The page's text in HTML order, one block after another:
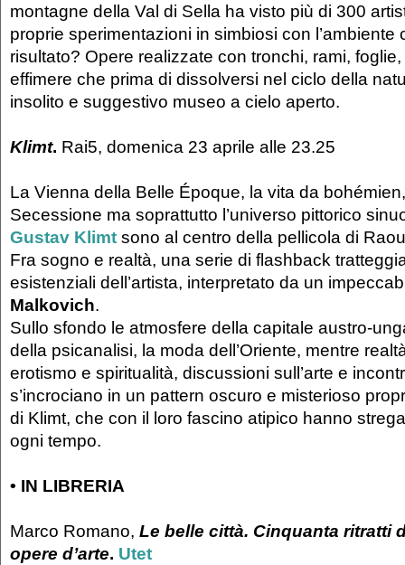
montagne della Val di Sella ha visto più di 300
proprie sperimentazioni in simbiosi con l’ambiente
risultato? Opere realizzate con tronchi, rami,
effimere che prima di dissolversi nel ciclo della
insolito e suggestivo museo a cielo aperto.
Klimt. Rai5, domenica 23 aprile alle 23.25
La Vienna della Belle Époque, la vita da
Secessione ma soprattutto l’universo pittorico
Gustav Klimt sono al centro della pellicola di
Fra sogno e realtà, una serie di flashback
esistenziali dell’artista, interpretato da un
Malkovich.
Sullo sfondo le atmosfere della capitale austro-
della psicanalisi, la moda dell’Oriente, mentre
erotismo e spiritualità, discussioni sull’arte e
s’incrociano in un pattern oscuro e misterioso
di Klimt, che con il loro fascino atipico hanno
ogni tempo.
• IN LIBRERIA
Marco Romano, Le belle città. Cinquanta ritratti
opere d’arte. Utet